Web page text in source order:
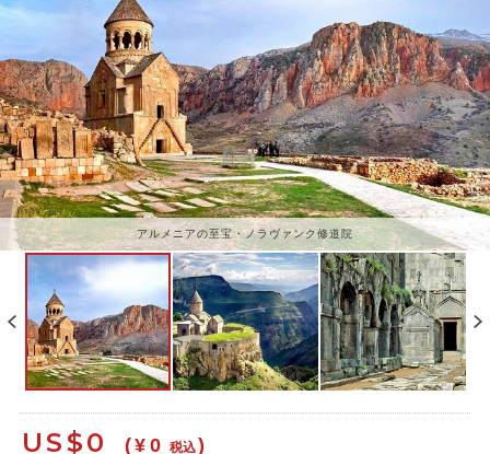
アルメニアの至宝・ノラヴァンク修道院
US$0 (¥0 税込)